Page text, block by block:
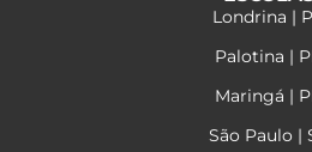
Londrina |
Palotina |
Maringá |
São Paulo |